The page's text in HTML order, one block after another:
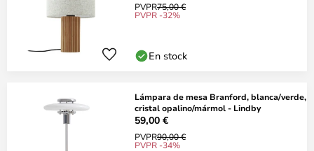
PVPR75,00 €
PVPR -32%
En stock
Lámpara de mesa Branford, blanca/verde,
cristal opalino/mármol - Lindby
59,00 €
PVPR90,00 €
PVPR -34%